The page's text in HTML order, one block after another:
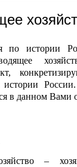
по истории
истории
в данном Вами
–